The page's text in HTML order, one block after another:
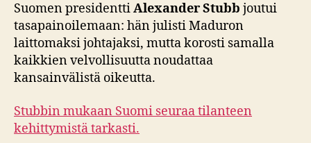
Suomen presidenttiAlexander Stubb joutui
tasapainoilemaan: hän julisti Maduron
laittomaksi johtajaksi, mutta korosti samalla
kaikkien velvollisuutta noudattaa
kansainvälistä oikeutta.
Stubbin mukaan Suomi seuraa tilanteen
kehittymistä tarkasti.